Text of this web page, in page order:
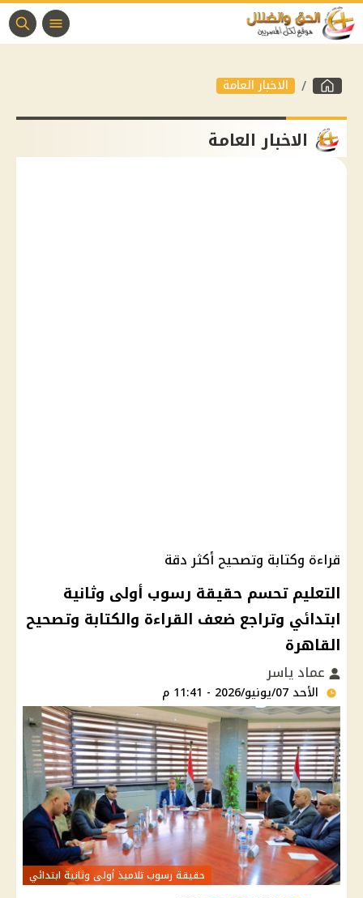
الاخبار العامة
الاخبار العامة
قراءة وكتابة وتصحيح أكثر دقة
التعليم تحسم حقيقة رسوب أولى وثانية
ابتدائي وتراجع ضعف القراءة والكتابة وتصحيح
القاهرة
عماد ياسر
الأحد 07/يونيو/2026 - 11:41 م
حقيقة رسوب تلاميذ أولى وثانية ابتدائي